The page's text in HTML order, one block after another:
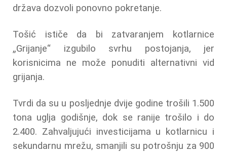
država dozvoli ponovno pokretanje.
Tošić ističe da bi zatvaranjem kotlarnice
„Grijanje“ izgubilo svrhu postojanja, jer
korisnicima ne može ponuditi alternativni vid
grijanja.
Tvrdi da su u posljednje dvije godine trošili 1.500
tona uglja godišnje, dok se ranije trošilo i do
2.400. Zahvaljujući investicijama u kotlarnicu i
sekundarnu mrežu, smanjili su potrošnju za 900